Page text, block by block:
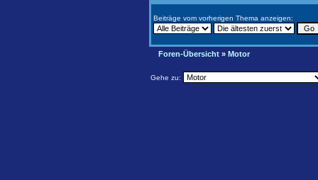
Beiträge vom vorherigen Thema anzeigen:
Foren-Übersicht » Motor
Gehe zu: